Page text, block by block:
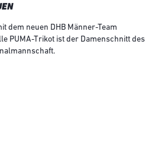
dem neuen DHB Männer-Team
PUMA-Trikot ist der Damenschnitt des